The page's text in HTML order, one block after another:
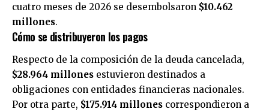
cuatro meses de 2026 se desembolsaron $10.462
millones.
Cómo se distribuyeron los pagos
Respecto de la composición de la deuda cancelada,
$28.964 millones estuvieron destinados a
obligaciones con entidades financieras nacionales.
Por otra parte, $175.914 millones correspondieron a